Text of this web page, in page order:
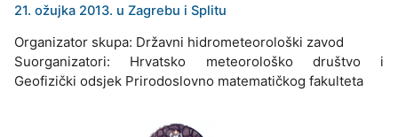
21. ožujka 2013. u Zagrebu i Splitu
Organizator skupa: Državni hidrometeorološki zavod
Suorganizatori: Hrvatsko meteorološko društvo i
Geofizički odsjek Prirodoslovno matematičkog fakulteta